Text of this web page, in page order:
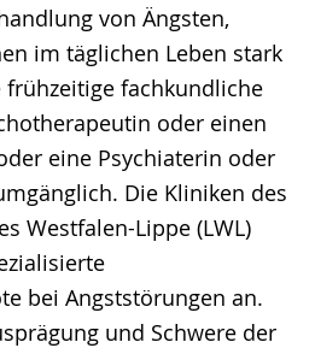
von Ängsten,
im täglichen Leben stark
fachkundliche
oder einen
eine Psychiaterin oder
Die Kliniken des
Westfalen-Lippe (LWL)
bei Angststörungen an.
und Schwere der